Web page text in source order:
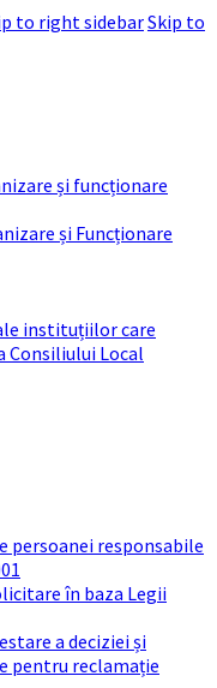
to right sidebarSkip to
și funcționare
și Funcționare
instituțiilor care
Consiliului Local
persoanei responsabile
în baza Legii
a deciziei și
pentru reclamație